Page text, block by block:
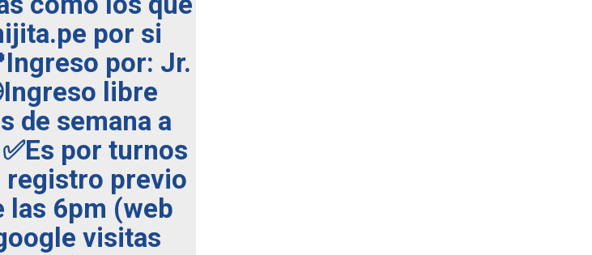
por si
por: Jr.
libre
de semana a
por turnos
previo
las 6pm (web
visitas